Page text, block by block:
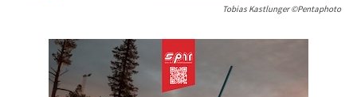
Tobias Kastlunger ©Pentaphoto